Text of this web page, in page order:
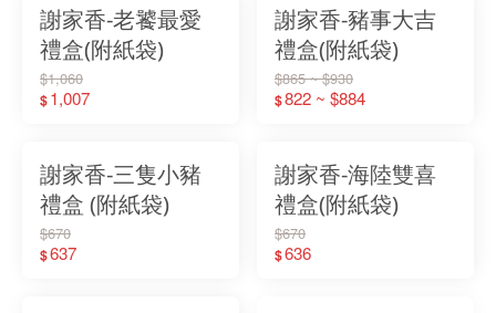
謝家香-老饕最愛
禮盒(附紙袋)
$1,060
$1,007
謝家香-豬事大吉
禮盒(附紙袋)
$865 ~ $930
$822 ~ $884
謝家香-三隻小豬
禮盒 (附紙袋)
$670
$637
謝家香-海陸雙喜
禮盒(附紙袋)
$670
$636